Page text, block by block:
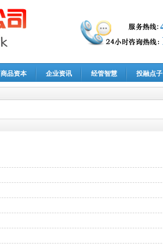
商品资本 企业资讯 经管智慧 投融点子